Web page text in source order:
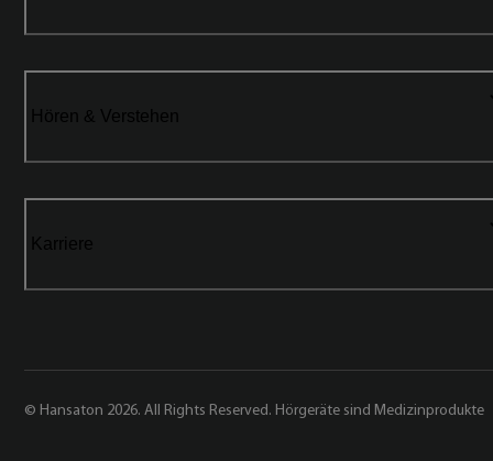
Hören & Verstehen
Karriere
© Hansaton 2026. All Rights Reserved. Hörgeräte sind Medizinprodukte